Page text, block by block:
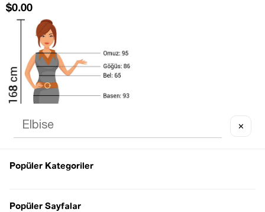
$0.00
✕
Popüler Kategoriler
Popüler Sayfalar